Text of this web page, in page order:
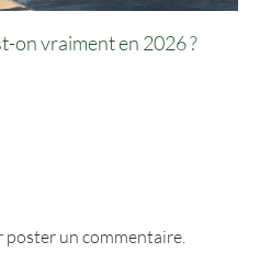
on vraiment en 2026 ?
poster un commentaire.